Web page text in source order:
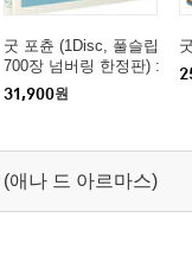
굿 포츈 (1Disc, 풀슬립
700장 넘버링 한정판) :
블루레이
31,900원
(애나 드 아르마스)